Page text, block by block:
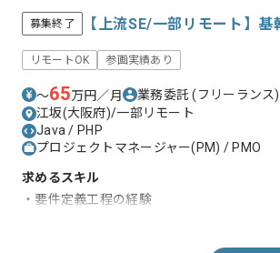
募集終了 【上流SE/一部リモート】
リモートOK 参画実績あり
〜65万円／月 業務委託(フリーランス)
江坂(大阪府)/一部リモート
Java / PHP
プロジェクトマネージャー(PM) / PMO
求めるスキル
・要件定義工程の経験